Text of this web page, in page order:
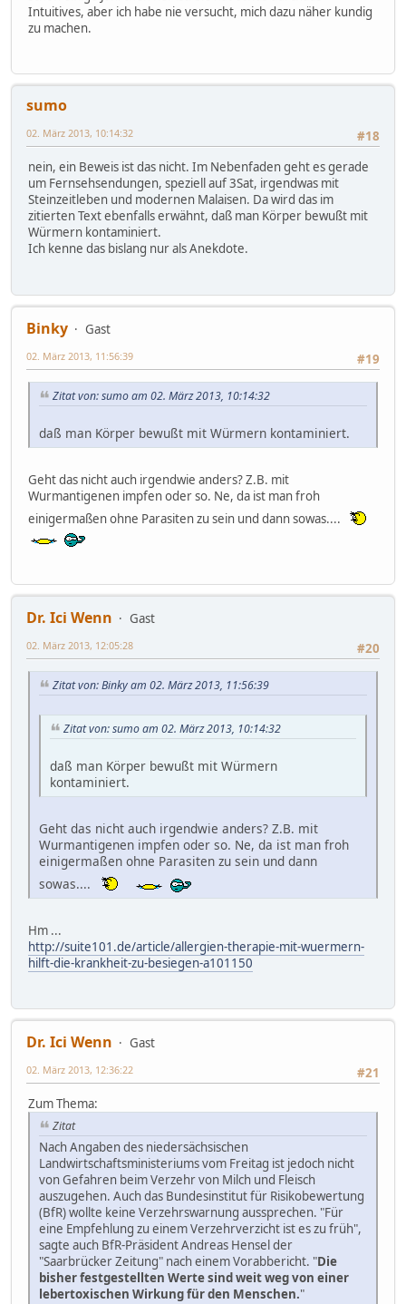
Intuitives, aber ich habe nie versucht, mich dazu näher kundig
zu machen.
sumo
#18
02. März 2013, 10:14:32
nein, ein Beweis ist das nicht. Im Nebenfaden geht es gerade
um Fernsehsendungen, speziell auf 3Sat, irgendwas mit
Steinzeitleben und modernen Malaisen. Da wird das im
zitierten Text ebenfalls erwähnt, daß man Körper bewußt mit
Würmern kontaminiert.
Ich kenne das bislang nur als Anekdote.
Binky
Gast
#19
02. März 2013, 11:56:39
Zitat von: sumo am 02. März 2013, 10:14:32
daß man Körper bewußt mit Würmern kontaminiert.
Geht das nicht auch irgendwie anders? Z.B. mit
Wurmantigenen impfen oder so. Ne, da ist man froh
einigermaßen ohne Parasiten zu sein und dann sowas....
Dr. Ici Wenn
Gast
#20
02. März 2013, 12:05:28
Zitat von: Binky am 02. März 2013, 11:56:39
Zitat von: sumo am 02. März 2013, 10:14:32
daß man Körper bewußt mit Würmern
kontaminiert.
Geht das nicht auch irgendwie anders? Z.B. mit
Wurmantigenen impfen oder so. Ne, da ist man froh
einigermaßen ohne Parasiten zu sein und dann
sowas....
Hm ...
http://suite101.de/article/allergien-therapie-mit-wuermern-
hilft-die-krankheit-zu-besiegen-a101150
Dr. Ici Wenn
Gast
#21
02. März 2013, 12:36:22
Zum Thema:
Zitat
Nach Angaben des niedersächsischen
Landwirtschaftsministeriums vom Freitag ist jedoch nicht
von Gefahren beim Verzehr von Milch und Fleisch
auszugehen. Auch das Bundesinstitut für Risikobewertung
(BfR) wollte keine Verzehrswarnung aussprechen. "Für
eine Empfehlung zu einem Verzehrverzicht ist es zu früh",
sagte auch BfR-Präsident Andreas Hensel der
"Saarbrücker Zeitung" nach einem Vorabbericht. "Die
bisher festgestellten Werte sind weit weg von einer
lebertoxischen Wirkung für den Menschen."